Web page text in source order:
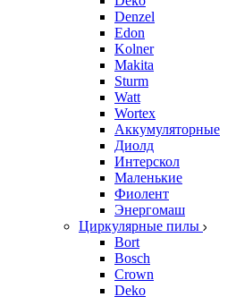
Denzel
Edon
Kolner
Makita
Sturm
Watt
Wortex
Аккумуляторные
Диолд
Интерскол
Маленькие
Фиолент
Энергомаш
Циркулярные пилы
Bort
Bosch
Crown
Deko